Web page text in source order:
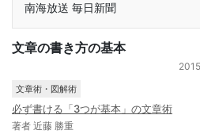
南海放送 毎日新聞
文章の書き方の基本
文章術・図解術
必ず書ける「3つが基本」の文章術
著者 近藤 勝重